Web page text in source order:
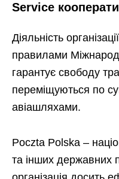
Service
Діяльність
правилами
гарантує свободу
переміщуються по
авіашляхами.
Poczta Polska –
та інших